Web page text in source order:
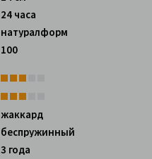
24 часа
натуралформ
100
жаккард
беспружинный
3 года